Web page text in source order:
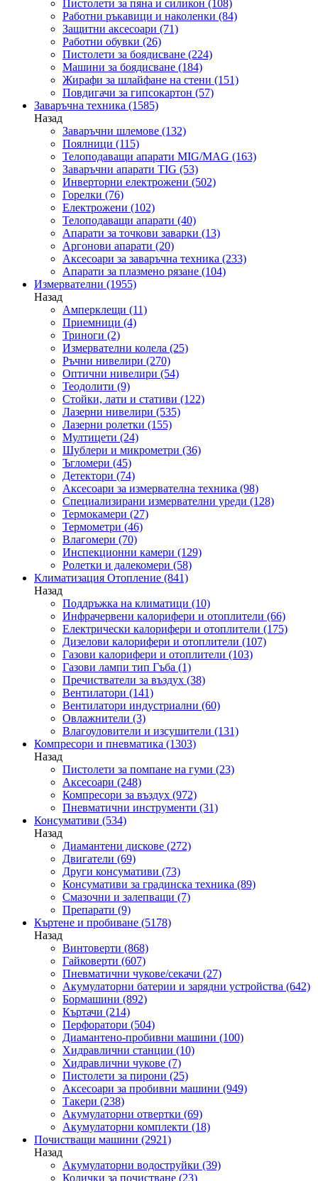
Пистолети за пяна и силикон (108)
Работни ръкавици и наколенки (84)
Защитни аксесоари (71)
Работни обувки (26)
Пистолети за боядисване (224)
Машини за боядисване (184)
Жирафи за шлайфане на стени (151)
Повдигачи за гипсокартон (57)
Заваръчна техника (1585)
Назад
Заваръчни шлемове (132)
Поялници (115)
Телоподаващи апарати MIG/MAG (163)
Заваръчни апарати TIG (53)
Инверторни електрожени (502)
Горелки (76)
Електрожени (102)
Телоподаващи апарати (40)
Апарати за точкови заварки (13)
Аргонови апарати (20)
Аксесоари за заваръчна техника (233)
Апарати за плазмено рязане (104)
Измервателни (1955)
Назад
Амперклещи (11)
Приемници (4)
Триноги (2)
Измервателни колела (25)
Ръчни нивелири (270)
Оптични нивелири (54)
Теодолити (9)
Стойки, лати и стативи (122)
Лазерни нивелири (535)
Лазерни ролетки (155)
Мултицети (24)
Шублери и микрометри (36)
Ъгломери (45)
Детектори (74)
Аксесоари за измервателна техника (98)
Специализирани измервателни уреди (128)
Термокамери (27)
Термометри (46)
Влагомери (70)
Инспекционни камери (129)
Ролетки и далекомери (58)
Климатизация Отопление (841)
Назад
Поддръжка на климатици (10)
Инфрачервени калорифери и отоплители (66)
Електрически калорифери и отоплители (175)
Дизелови калорифери и отоплители (107)
Газови калорифери и отоплители (103)
Газови лампи тип Гъба (1)
Пречистватели за въздух (38)
Вентилатори (141)
Вентилатори индустриални (60)
Овлажнители (3)
Влагоуловители и изсушители (131)
Компресори и пневматика (1303)
Назад
Пистолети за помпане на гуми (23)
Аксесоари (248)
Компресори за въздух (972)
Пневматични инструменти (31)
Консумативи (534)
Назад
Диамантени дискове (272)
Двигатели (69)
Други консумативи (73)
Консумативи за градинска техника (89)
Смазочни и залепващи (7)
Препарати (9)
Къртене и пробиване (5178)
Назад
Винтоверти (868)
Гайковерти (607)
Пневматични чукове/секачи (27)
Акумулаторни батерии и зарядни устройства (642)
Бормашини (892)
Къртачи (214)
Перфоратори (504)
Диамантено-пробивни машини (100)
Хидравлични станции (10)
Хидравлични чукове (7)
Пистолети за пирони (25)
Аксесоари за пробивни машини (949)
Такери (238)
Акумулаторни отвертки (69)
Акумулаторни комплекти (18)
Почистващи машини (2921)
Назад
Акумулаторни водоструйки (39)
Колички за почистване (23)